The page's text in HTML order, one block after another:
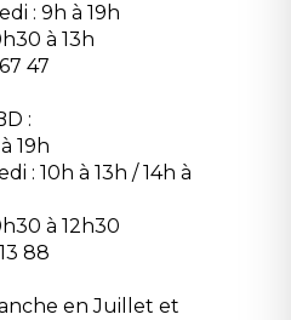
: 9h à 19h
à 13h
47
:
19h
: 10h à 13h / 14h à
à 12h30
88
en Juillet et